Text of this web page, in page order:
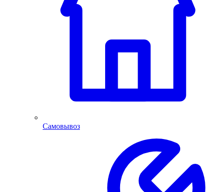
Самовывоз